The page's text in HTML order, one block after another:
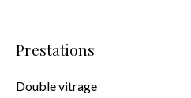
Prestations
Double vitrage